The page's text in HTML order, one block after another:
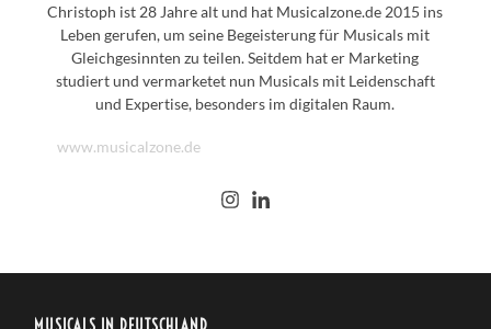
Christoph ist 28 Jahre alt und hat Musicalzone.de 2015 ins
Leben gerufen, um seine Begeisterung für Musicals mit
Gleichgesinnten zu teilen. Seitdem hat er Marketing
studiert und vermarketet nun Musicals mit Leidenschaft
und Expertise, besonders im digitalen Raum.
www.musicalzone.de